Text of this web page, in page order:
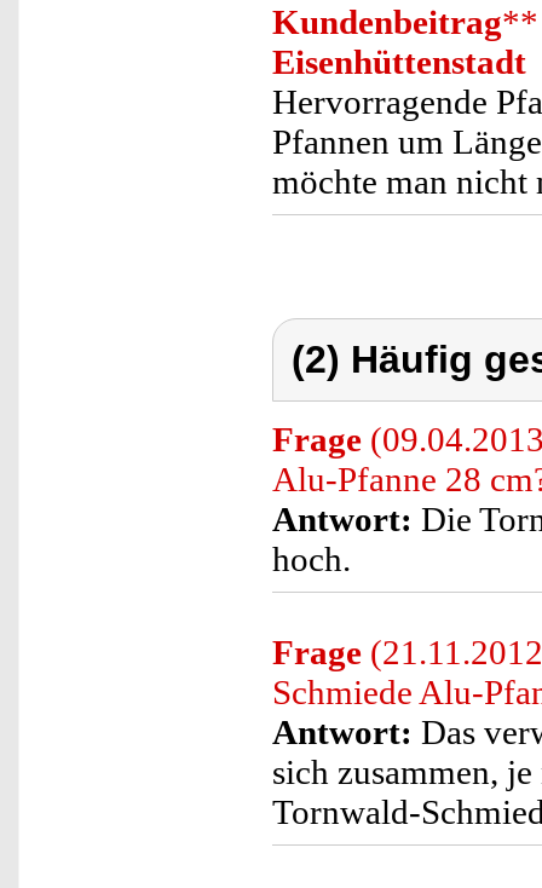
Kundenbeitrag**
Eisenhüttenstadt
Hervorragende
Pfannen um
möchte man nicht
(2) Häufig
Frage
Alu-Pfanne 28
Antwort: Die
hoch.
Frage
Schmiede Alu-
Antwort: Das
sich zusammen,
Tornwald-